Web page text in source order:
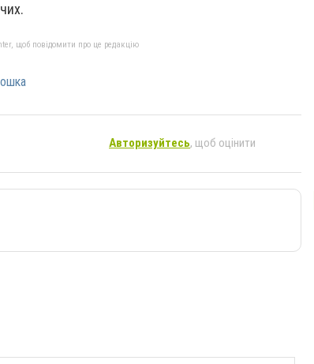
щоб повідомити про це редакцію
Авторизуйтесь, щоб оцінити